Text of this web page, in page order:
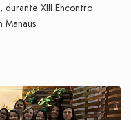
XIII Encontro
Manaus